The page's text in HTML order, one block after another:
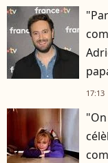
17:13